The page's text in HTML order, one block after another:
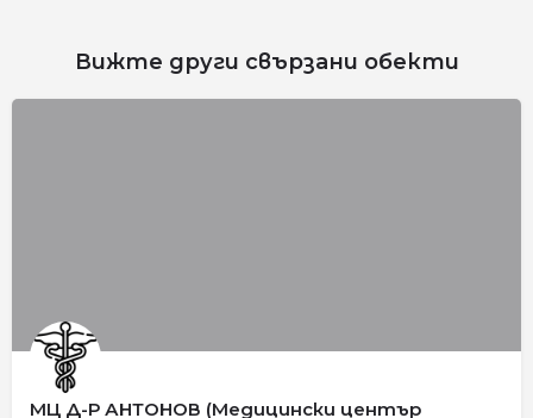
Вижте други свързани обекти
МЦ Д-Р АНТОНОВ (Медицински център